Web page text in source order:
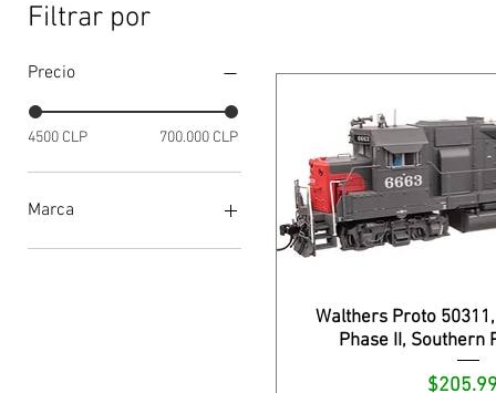
Filtrar por
Precio
4500 CLP 700.000 CLP
Marca
Athearn
Walthers Proto 50311,
Phase II, Southern
Precio